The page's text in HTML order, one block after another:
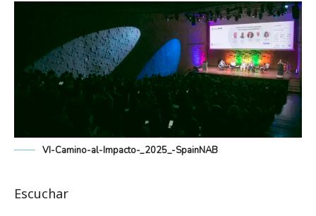
VI-Camino-al-Impacto-_2025_-SpainNAB
Escuchar